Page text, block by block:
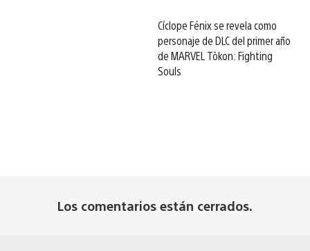
Cíclope Fénix se revela como
personaje de DLC del primer año
de MARVEL Tōkon: Fighting
Souls
Los comentarios están cerrados.